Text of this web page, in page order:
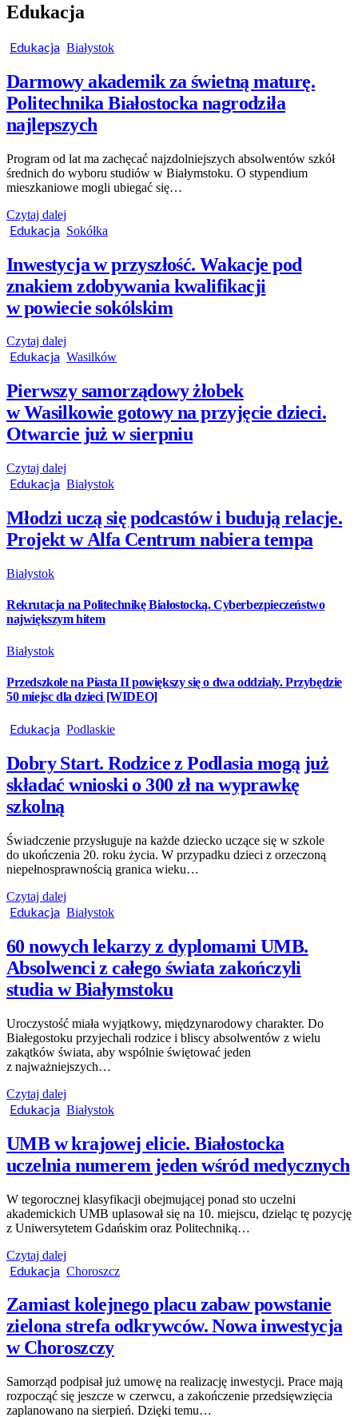
Edukacja
Edukacja Białystok
Darmowy akademik za świetną maturę.
Politechnika Białostocka nagrodziła
najlepszych
Program od lat ma zachęcać najzdolniejszych absolwentów szkół
średnich do wyboru studiów w Białymstoku. O stypendium
mieszkaniowe mogli ubiegać się…
Czytaj dalej
Edukacja Sokółka
Inwestycja w przyszłość. Wakacje pod
znakiem zdobywania kwalifikacji
w powiecie sokólskim
Czytaj dalej
Edukacja Wasilków
Pierwszy samorządowy żłobek
w Wasilkowie gotowy na przyjęcie dzieci.
Otwarcie już w sierpniu
Czytaj dalej
Edukacja Białystok
Młodzi uczą się podcastów i budują relacje.
Projekt w Alfa Centrum nabiera tempa
Białystok
Rekrutacja na Politechnikę Białostocką. Cyberbezpieczeństwo
największym hitem
Białystok
Przedszkole na Piasta II powiększy się o dwa oddziały. Przybędzie
50 miejsc dla dzieci [WIDEO]
Edukacja Podlaskie
Dobry Start. Rodzice z Podlasia mogą już
składać wnioski o 300 zł na wyprawkę
szkolną
Świadczenie przysługuje na każde dziecko uczące się w szkole
do ukończenia 20. roku życia. W przypadku dzieci z orzeczoną
niepełnosprawnością granica wieku…
Czytaj dalej
Edukacja Białystok
60 nowych lekarzy z dyplomami UMB.
Absolwenci z całego świata zakończyli
studia w Białymstoku
Uroczystość miała wyjątkowy, międzynarodowy charakter. Do
Białegostoku przyjechali rodzice i bliscy absolwentów z wielu
zakątków świata, aby wspólnie świętować jeden
z najważniejszych…
Czytaj dalej
Edukacja Białystok
UMB w krajowej elicie. Białostocka
uczelnia numerem jeden wśród medycznych
W tegorocznej klasyfikacji obejmującej ponad sto uczelni
akademickich UMB uplasował się na 10. miejscu, dzieląc tę pozycję
z Uniwersytetem Gdańskim oraz Politechniką…
Czytaj dalej
Edukacja Choroszcz
Zamiast kolejnego placu zabaw powstanie
zielona strefa odkrywców. Nowa inwestycja
w Choroszczy
Samorząd podpisał już umowę na realizację inwestycji. Prace mają
rozpocząć się jeszcze w czerwcu, a zakończenie przedsięwzięcia
zaplanowano na sierpień. Dzięki temu…